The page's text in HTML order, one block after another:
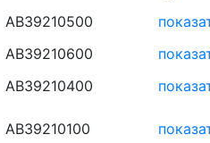
AB39210500
AB39210600
AB39210400
AB39210100